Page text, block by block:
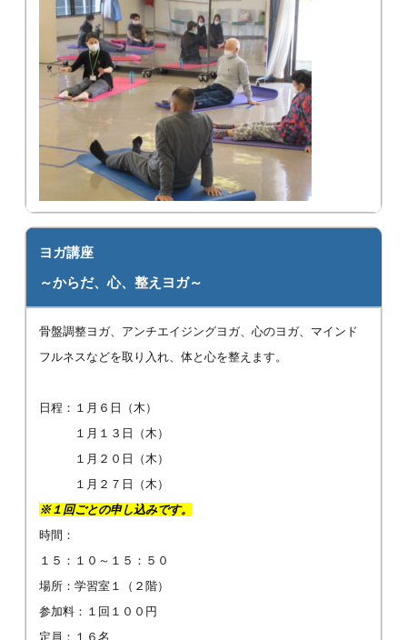
ヨガ講座
～からだ、心、整えヨガ～
骨盤調整ヨガ、アンチエイジングヨガ、心のヨガ、マインド
フルネスなどを取り入れ、体と心を整えます。
日程：１月６日（木）
１月１３日（木）
１月２０日（木）
１月２７日（木）
※１回ごとの申し込みです。
時間：
１５：１０～１５：５０
場所：学習室１（２階）
参加料：１回１００円
定員：１６名